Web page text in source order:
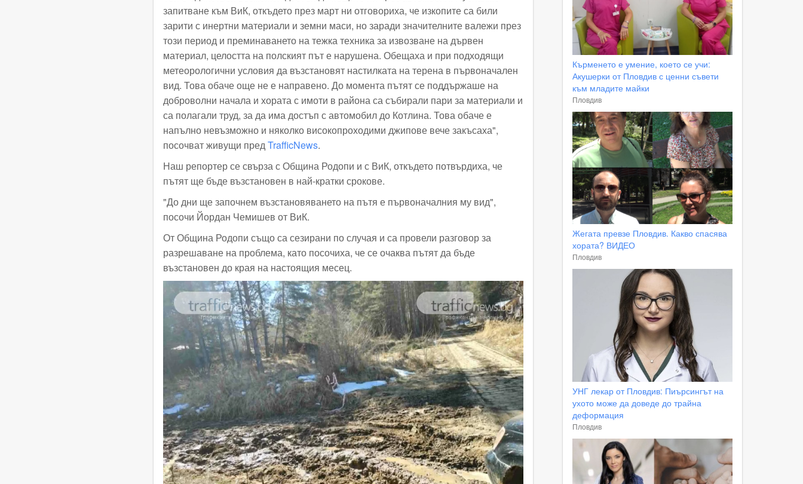
запитване към ВиК, откъдето през март ни отговориха, че изкопите са били
зарити с инертни материали и земни маси, но заради значителните валежи през
този период и преминаването на тежка техника за извозване на дървен
материал, целостта на полският път е нарушена. Обещаха и при подходящи
метеорологични условия да възстановят настилката на терена в първоначален
вид. Това обаче още не е направено. До момента пътят се поддържаше на
доброволни начала и хората с имоти в района са събирали пари за материали и
са полагали труд, за да има достъп с автомобил до Котлина. Това обаче е
напълно невъзможно и няколко високопроходими джипове вече закъсаха",
посочват живущи предTrafficNews.
Наш репортер се свърза с Община Родопи и с ВиК, откъдето потвърдиха, че
пътят ще бъде възстановен в най-кратки срокове.
"До дни ще започнем възстановяването на пътя е първоначалния му вид",
посочи Йордан Чемишев от ВиК.
От Община Родопи също са сезирани по случая и са провели разговор за
разрешаване на проблема, като посочиха, че се очаква пътят да бъде
възстановен до края на настоящия месец.
Кърменето е умение, което се учи:
Акушерки от Пловдив с ценни съвети
към младите майки
Пловдив
Жегата превзе Пловдив. Какво спасява
хората? ВИДЕО
Пловдив
УНГ лекар от Пловдив: Пиърсингът на
ухото може да доведе до трайна
деформация
Пловдив